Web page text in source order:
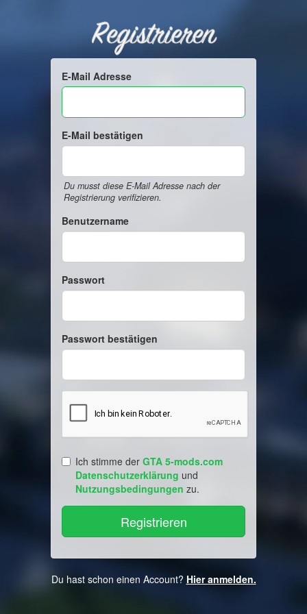
Registrieren
E-Mail Adresse
E-Mail bestätigen
Du musst diese E-Mail Adresse nach der
Registrierung verifizieren.
Benutzername
Passwort
Passwort bestätigen
Ich stimme der GTA 5-mods.com
Datenschutzerklärung und
Nutzungsbedingungen zu.
Du hast schon einen Account? Hier anmelden.